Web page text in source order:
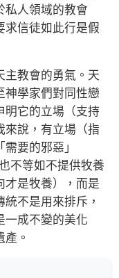
私人領域的教會
求信徒如此行是假
教會的勇氣。天
神學家們對同性戀
明它的立場（支持
來說，有立場（指
要的邪惡」
不等如不提供牧養
才是牧養），而是
不是用來排斥，
一成不變的美化
。